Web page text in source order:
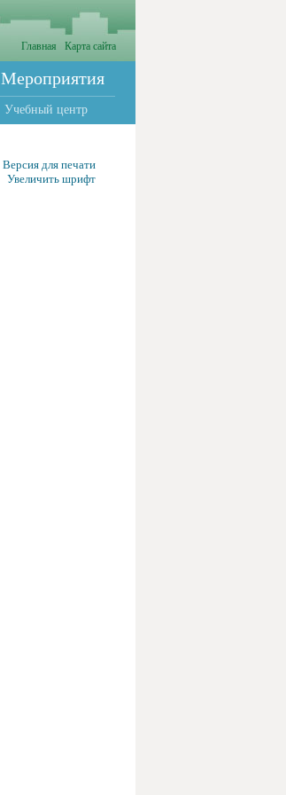
Главная Карта сайта
Мероприятия
Учебный центр
Версия для печати
Увеличить шрифт